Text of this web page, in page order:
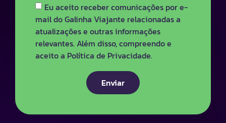
Eu aceito receber comunicações por e-
mail do Galinha Viajante relacionadas a
atualizações e outras informações
relevantes. Além disso, compreendo e
aceito a Política de Privacidade.
Enviar